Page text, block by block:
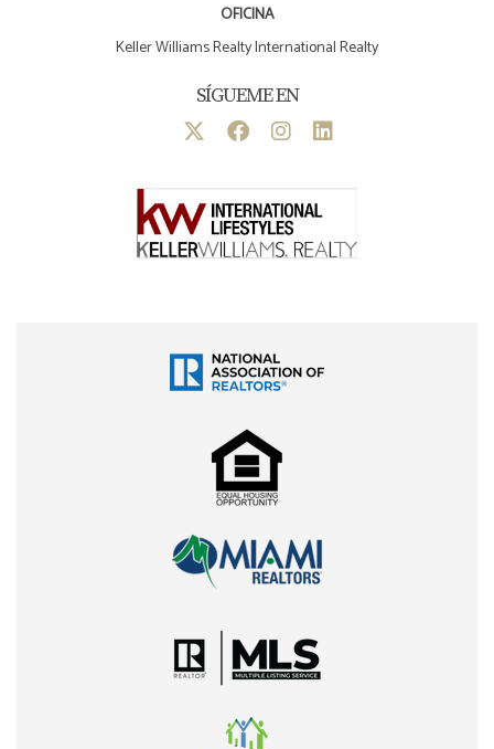
OFICINA
Keller Williams Realty International Realty
SÍGUEME EN